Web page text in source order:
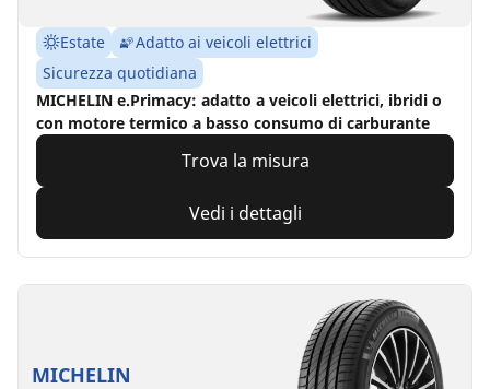
Estate
Adatto ai veicoli elettrici
Sicurezza quotidiana
MICHELIN e.Primacy: adatto a veicoli elettrici, ibridi o
con motore termico a basso consumo di carburante
Trova la misura
Vedi i dettagli
MICHELIN